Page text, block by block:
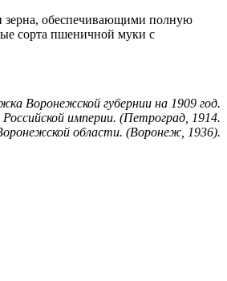
зерна, обеспечивающими полную
сорта пшеничной муки с
Воронежской губернии на 1909 год.
империи. (Петроград, 1914.
области. (Воронеж, 1936).